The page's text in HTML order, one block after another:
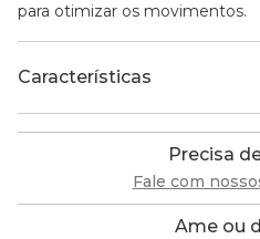
para otimizar os movimentos.
Características
Precisa
Fale com
Ame ou